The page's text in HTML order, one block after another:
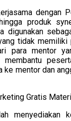
dengan
produk
digunakan
tidak memiliki
para mentor
ke mentor dan
menyediakan